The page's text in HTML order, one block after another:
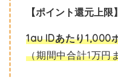
【ポイント還元上限】
1au IDあたり1,000
（期間中合計1万円